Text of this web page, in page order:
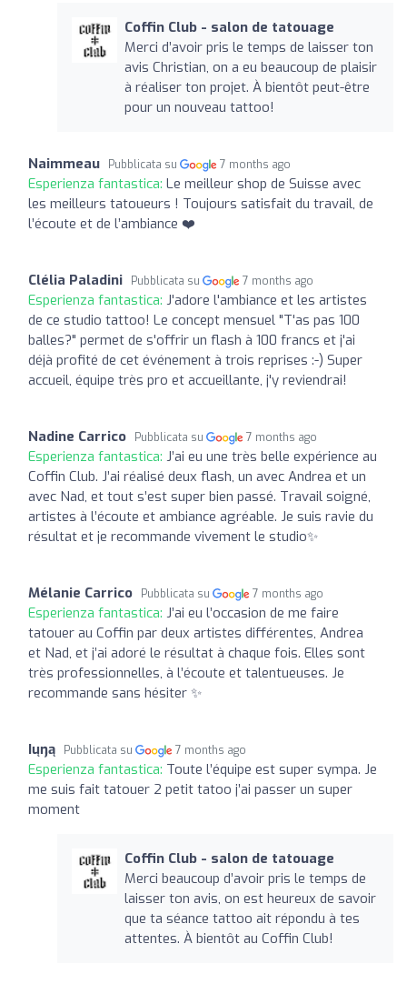
Coffin Club - salon de tatouage
Merci d’avoir pris le temps de laisser ton
avis Christian, on a eu beaucoup de plaisir
à réaliser ton projet. À bientôt peut-être
pour un nouveau tattoo!
Naimmeau Pubblicata su 7 months ago
Esperienza fantastica: Le meilleur shop de Suisse avec
les meilleurs tatoueurs ! Toujours satisfait du travail, de
l’écoute et de l’ambiance ❤️
Clélia Paladini Pubblicata su 7 months ago
Esperienza fantastica: J'adore l'ambiance et les artistes
de ce studio tattoo! Le concept mensuel "T'as pas 100
balles?" permet de s'offrir un flash à 100 francs et j'ai
déjà profité de cet événement à trois reprises :-) Super
accueil, équipe très pro et accueillante, j'y reviendrai!
Nadine Carrico Pubblicata su 7 months ago
Esperienza fantastica: J’ai eu une très belle expérience au
Coffin Club. J’ai réalisé deux flash, un avec Andrea et un
avec Nad, et tout s’est super bien passé. Travail soigné,
artistes à l’écoute et ambiance agréable. Je suis ravie du
résultat et je recommande vivement le studio✨
Mélanie Carrico Pubblicata su 7 months ago
Esperienza fantastica: J’ai eu l’occasion de me faire
tatouer au Coffin par deux artistes différentes, Andrea
et Nad, et j’ai adoré le résultat à chaque fois. Elles sont
très professionnelles, à l’écoute et talentueuses. Je
recommande sans hésiter ✨
Ɩųŋą Pubblicata su 7 months ago
Esperienza fantastica: Toute l’équipe est super sympa. Je
me suis fait tatouer 2 petit tatoo j’ai passer un super
moment
Coffin Club - salon de tatouage
Merci beaucoup d’avoir pris le temps de
laisser ton avis, on est heureux de savoir
que ta séance tattoo ait répondu à tes
attentes. À bientôt au Coffin Club!